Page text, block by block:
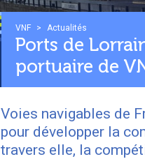
VNF > Actualités
Ports de
portuaire de
Voies navigables de
pour développer la
travers elle, la